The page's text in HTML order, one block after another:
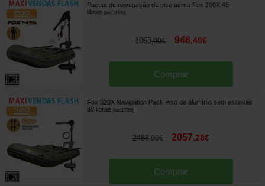
Pacote de navegação de piso aéreo Fox 200X 45
libras [esc17370]
1063,00€ 948,48€
Comprar
Fox 320X Navigation Pack Piso de alumínio sem escovas
80 libras [esc17369]
2488,00€ 2057,28€
Comprar